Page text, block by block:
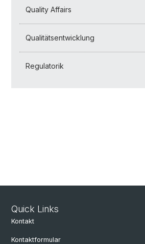
Quality Affairs
Qualitätsentwicklung
Regulatorik
Quick Links
Kontakt
Kontaktformular